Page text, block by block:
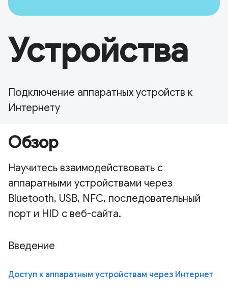
Устройства
Подключение аппаратных устройств к
Интернету
Обзор
Научитесь взаимодействовать с
аппаратными устройствами через
Bluetooth, USB, NFC, последовательный
порт и HID с веб-сайта.
Введение
Доступ к аппаратным устройствам через Интернет